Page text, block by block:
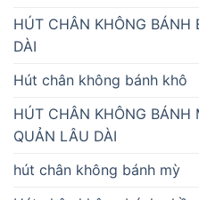
HÚT CHÂN KHÔNG BÁNH
DÀI
Hút chân không bánh khô
HÚT CHÂN KHÔNG
QUẢN LÂU DÀI
hút chân không bánh mỳ